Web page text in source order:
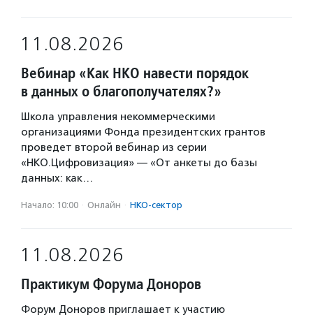
11.08.2026
Вебинар «Как НКО навести порядок
в данных о благополучателях?»
Школа управления некоммерческими
организациями Фонда президентских грантов
проведет второй вебинар из серии
«НКО.Цифровизация» — «От анкеты до базы
данных: как…
Начало: 10:00 · Онлайн · НКО-сектор
11.08.2026
Практикум Форума Доноров
Форум Доноров приглашает к участию